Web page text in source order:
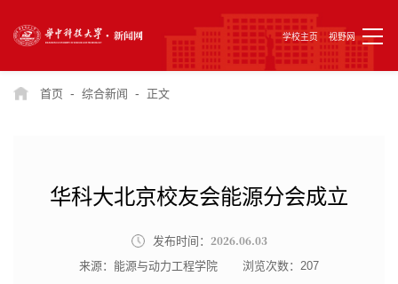
学校主页 视野网
首页 - 综合新闻 - 正文
华科大北京校友会能源分会成立
发布时间： 2026.06.03
来源：能源与动力工程学院 浏览次数：207